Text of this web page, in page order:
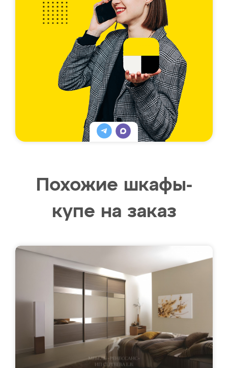
Похожие шкафы-
купе на заказ